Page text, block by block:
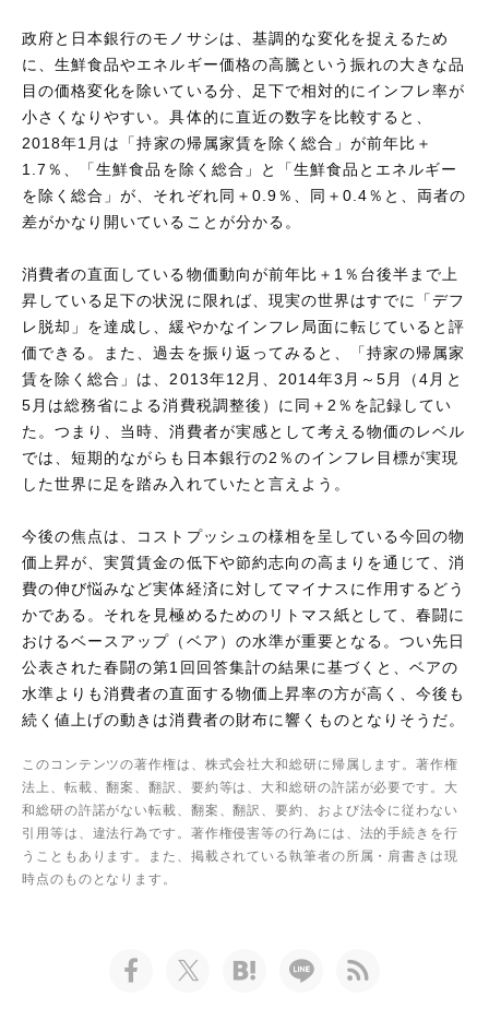
政府と日本銀行のモノサシは、基調的な変化を捉えるため
に、生鮮食品やエネルギー価格の高騰という振れの大きな品
目の価格変化を除いている分、足下で相対的にインフレ率が
小さくなりやすい。具体的に直近の数字を比較すると、
2018年1月は「持家の帰属家賃を除く総合」が前年比＋
1.7％、「生鮮食品を除く総合」と「生鮮食品とエネルギー
を除く総合」が、それぞれ同＋0.9％、同＋0.4％と、両者の
差がかなり開いていることが分かる。
消費者の直面している物価動向が前年比＋1％台後半まで上
昇している足下の状況に限れば、現実の世界はすでに「デフ
レ脱却」を達成し、緩やかなインフレ局面に転じていると評
価できる。また、過去を振り返ってみると、「持家の帰属家
賃を除く総合」は、2013年12月、2014年3月～5月（4月と
5月は総務省による消費税調整後）に同＋2％を記録してい
た。つまり、当時、消費者が実感として考える物価のレベル
では、短期的ながらも日本銀行の2％のインフレ目標が実現
した世界に足を踏み入れていたと言えよう。
今後の焦点は、コストプッシュの様相を呈している今回の物
価上昇が、実質賃金の低下や節約志向の高まりを通じて、消
費の伸び悩みなど実体経済に対してマイナスに作用するどう
かである。それを見極めるためのリトマス紙として、春闘に
おけるベースアップ（ベア）の水準が重要となる。つい先日
公表された春闘の第1回回答集計の結果に基づくと、ベアの
水準よりも消費者の直面する物価上昇率の方が高く、今後も
続く値上げの動きは消費者の財布に響くものとなりそうだ。
このコンテンツの著作権は、株式会社大和総研に帰属します。著作権
法上、転載、翻案、翻訳、要約等は、大和総研の許諾が必要です。大
和総研の許諾がない転載、翻案、翻訳、要約、および法令に従わない
引用等は、違法行為です。著作権侵害等の行為には、法的手続きを行
うこともあります。また、掲載されている執筆者の所属・肩書きは現
時点のものとなります。